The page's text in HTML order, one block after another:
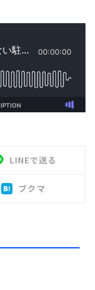
LINEで送る
ブクマ